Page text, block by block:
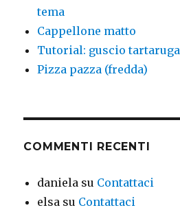
tema
Cappellone matto
Tutorial: guscio tartaruga
Pizza pazza (fredda)
COMMENTI RECENTI
daniela su Contattaci
elsa su Contattaci